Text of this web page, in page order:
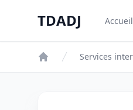
TDADJ
TDADJ Accueil
Services